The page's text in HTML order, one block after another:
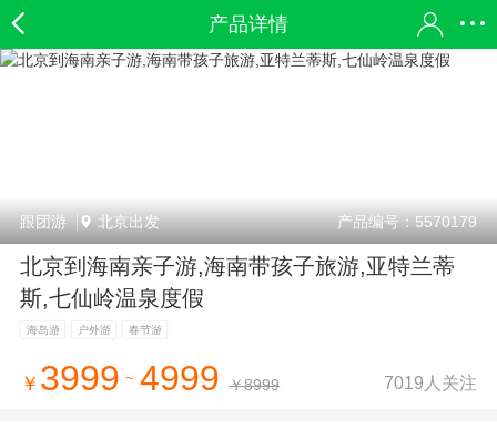
产品详情
产品编号：5570179
跟团游 北京出发
北京到海南亲子游,海南带孩子旅游,亚特兰蒂
斯,七仙岭温泉度假
海岛游 户外游 春节游
7019人关注
￥ 3999 ~ 4999 ￥8999